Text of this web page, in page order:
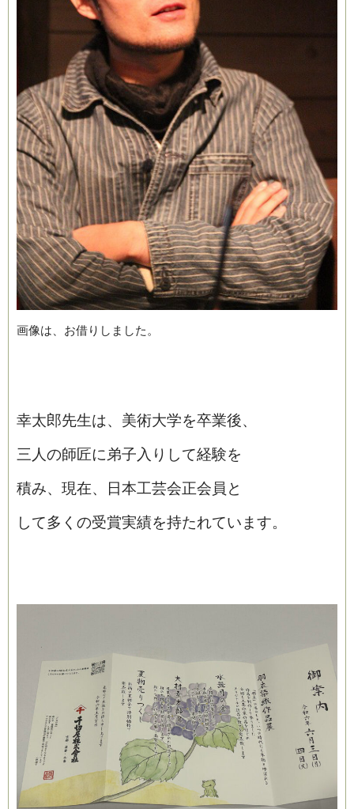
画像は、お借りしました。
幸太郎先生は、美術大学を卒業後、
三人の師匠に弟子入りして経験を
積み、現在、日本工芸会正会員と
して多くの受賞実績を持たれています。